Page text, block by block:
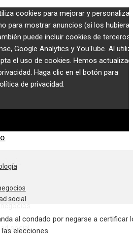
cookies para mejorar y
para mostrar anuncios (si los hubiera).
puede incluir cookies de terceros,
Google Analytics y YouTube. Al
el uso de cookies. Hemos
Haga clic en el botón para
de privacidad.
social
social
al condado por negarse a certificar
elecciones